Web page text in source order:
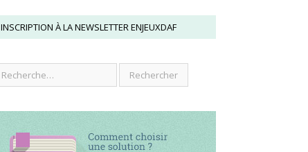
INSCRIPTION À LA NEWSLETTER ENJEUXDAF